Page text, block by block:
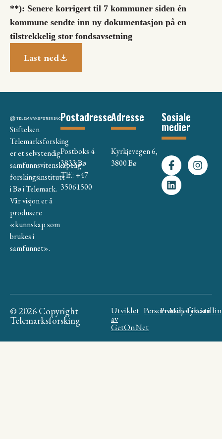
**): Senere korrigert til 7 kommuner siden én
kommune sendte inn ny dokumentasjon på en
tilstrekkelig stor fondsavsetning
Last ned
Stiftelsen
Telemarksforsking
er et selvstendig
samfunnsvitenskapelig
forskingsinstitutt
i Bø i Telemark.
Vår visjon er å
produsere
«kunnskap som
brukes i
samfunnet».
Postadresse
Postboks 4
3833 Bø
Tlf.: +47
35061500
Adresse
Kyrkjevegen 6,
3800 Bø
Sosiale
medier
© 2026 Copyright
Telemarksforsking
Utviklet
av
GetOnNet
Personvern
Presse
Miljøfyrtårn